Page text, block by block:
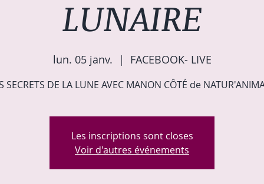
LUNAIRE
lun. 05 janv.
  |
FACEBOOK- LIVE
SECRETS DE LA LUNE AVEC MANON CÔTÉ de
Les inscriptions sont closes
Voir d'autres événements